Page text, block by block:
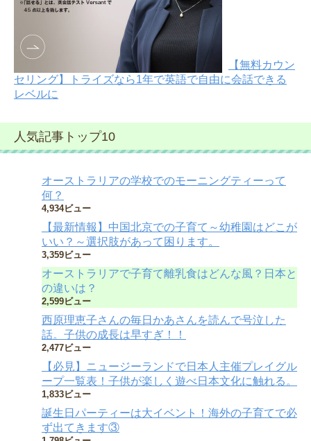
【無料カウン
セリング】トライズなら1年で英語で自由に会話できる
レベルに
人気記事トップ10
オーストラリアの学校でのモーニングティーって
何？
4,934ビュー
【最新情報】中国北京での子育て～幼稚園はどこが
いい？～選択肢があって困ります。
3,359ビュー
オーストラリアで子育て離乳食はどんな風？日本と
の違いは？
2,599ビュー
西原理恵子さんの毎日かあさんを読んで号泣した
話。子供の成長は早すぎ！！
2,477ビュー
【必見】ニュージーランドで日本人主催プレイグル
ープ一覧表！子供が楽しく遊べ日本文化に触れる。
1,833ビュー
誕生日パーティーは大イベント！海外の子育てで必
ず出てきます③